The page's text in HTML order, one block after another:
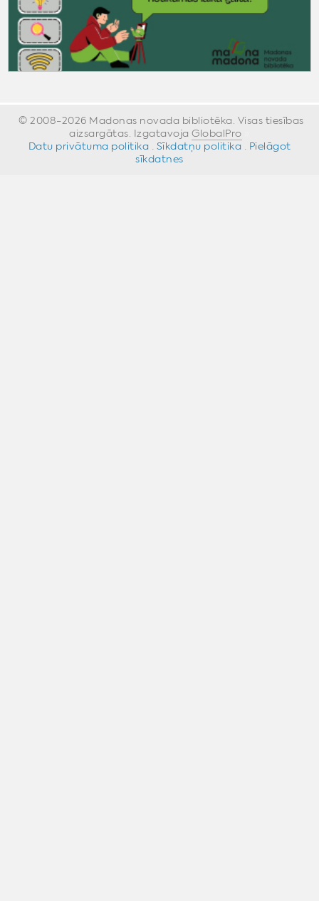
© 2008-2026 Madonas novada bibliotēka. Visas tiesības
aizsargātas. IzgatavojaGlobalPro
Datu privātuma politika · Sīkdatņu politika · Pielāgot
sīkdatnes